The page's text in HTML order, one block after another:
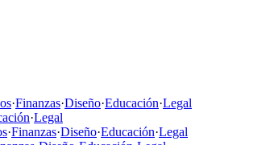
·Finanzas·Diseño·Educación·Legal
·Legal
·Finanzas·Diseño·Educación·Legal